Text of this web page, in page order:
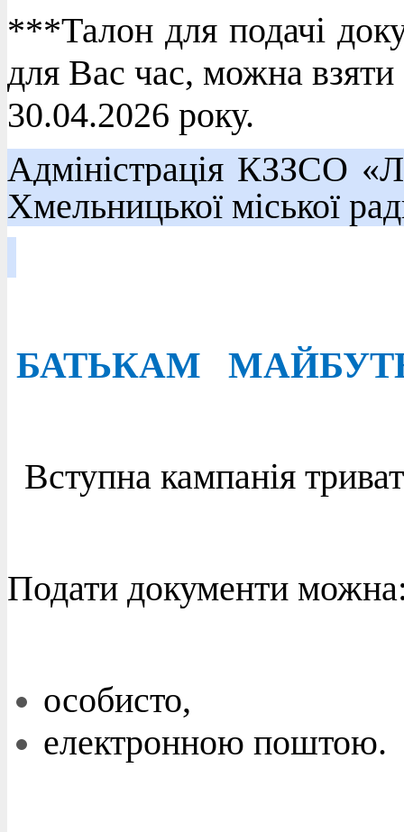
***Талон для подачі
для Вас час, можна
30.04.2026 року.
Адміністрація КЗЗСО
Хмельницької міської
БАТЬКАМ
Вступна кампанія
Подати документи
особисто,
електронною поштою.